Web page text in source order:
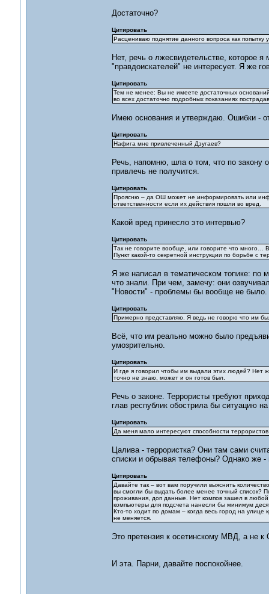
Достаточно?
Цитировать
Расцениваю поднятие данного вопроса как попытку
Нет, речь о лжесвидетельстве, которое
"правдоискателей" не интересует. Я же
Цитировать
Тем не менее: Вы не имеете достаточных
во всех достаточно подробных показаниях
Имею основания и утверждаю. Ошибки -
Цитировать
Нафига мне привлеченный Дзугаев?
Речь, напомню, шла о том, что по закону
привлечь не получится.
Цитировать
Проясню – да ОШ может не информировать или
ответственности если их действия пошли во вред.
Какой вред принесло это интервью?
Цитировать
Так не говорите вообще, или говорите что много…
Пункт какой-то секретной инструкции по борьбе с
Я же написал в тематическом топике:
что знали. При чем, замечу: они
"Новости" - проблемы бы вообще не было.
Цитировать
Примерно представляю. Я ведь не говорю что им
Всё, что им реально можно было
умозрительно.
Цитировать
И где я говорил чтобы им выдали этих людей? Нет
точно не знаю, может и он готов был.
Речь о законе. Террористы требуют
глав республик обострила бы ситуацию
Цитировать
Да меня мало интересуют способности
Цалива - террористка? Они там сами
списки и обрывая телефоны? Однако же -
Цитировать
Давайте так – вот вам поручили выяснить
вы смогли бы выдать более менее точный список?
проживания, доп данные. Нет компов зашел в
компьютеры для подсчета нанесли бы минимум
Кто-то ходит по домам – когда весь город на
не меняется.
Это претензия к осетинскому МВД, а не
И эта. Парни, давайте поспокойнее.